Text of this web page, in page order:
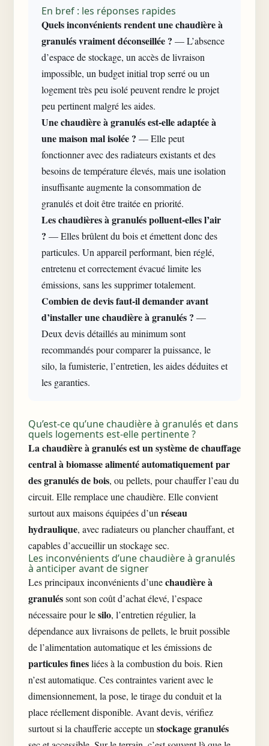
En bref : les réponses rapides
Quels inconvénients rendent une chaudière à
granulés vraiment déconseillée ? — L’absence
d’espace de stockage, un accès de livraison
impossible, un budget initial trop serré ou un
logement très peu isolé peuvent rendre le projet
peu pertinent malgré les aides.
Une chaudière à granulés est-elle adaptée à
une maison mal isolée ? — Elle peut
fonctionner avec des radiateurs existants et des
besoins de température élevés, mais une isolation
insuffisante augmente la consommation de
granulés et doit être traitée en priorité.
Les chaudières à granulés polluent-elles l’air
? — Elles brûlent du bois et émettent donc des
particules. Un appareil performant, bien réglé,
entretenu et correctement évacué limite les
émissions, sans les supprimer totalement.
Combien de devis faut-il demander avant
d’installer une chaudière à granulés ? —
Deux devis détaillés au minimum sont
recommandés pour comparer la puissance, le
silo, la fumisterie, l’entretien, les aides déduites et
les garanties.
Qu’est-ce qu’une chaudière à granulés et dans
quels logements est-elle pertinente ?
La chaudière à granulés est un système de chauffage
central à biomasse alimenté automatiquement par
des granulés de bois, ou pellets, pour chauffer l’eau du
circuit. Elle remplace une chaudière. Elle convient
surtout aux maisons équipées d’un réseau
hydraulique, avec radiateurs ou plancher chauffant, et
capables d’accueillir un stockage sec.
Les inconvénients d’une chaudière à granulés
à anticiper avant de signer
Les principaux inconvénients d’unechaudière à
granuléssont son coût d’achat élevé, l’espace
nécessaire pour lesilo, l’entretien régulier, la
dépendance aux livraisons de pellets, le bruit possible
de l’alimentation automatique et les émissions de
particules finesliées à la combustion du bois. Rien
n’est automatique. Ces contraintes varient avec le
dimensionnement, la pose, le tirage du conduit et la
place réellement disponible. Avant devis, vérifiez
surtout si la chaufferie accepte un stockage granulés